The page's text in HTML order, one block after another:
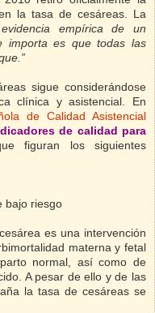
la tasa de cesáreas. La
empírica de un
importa es que todas las
sigue considerándose
clínica y asistencial. En
de Calidad Asistencial
de calidad para
figuran los siguientes
bajo riesgo
es una intervención
materna y fetal
normal, así como de
A pesar de ello y de las
la tasa de cesáreas se